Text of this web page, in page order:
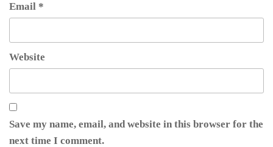
Email *
Website
Save my name, email, and website in this browser for the
next time I comment.